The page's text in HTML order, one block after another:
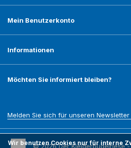
Mein Benutzerkonto
Informationen
Möchten Sie informiert bleiben?
Melden Sie sich für unseren Newsletter
© 2026 Der Kleiderbügelriese
Wir benutzen Cookies nur für interne